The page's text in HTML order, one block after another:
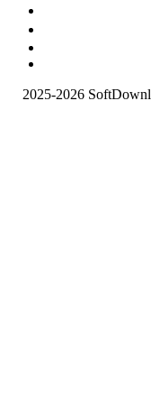
2025-2026